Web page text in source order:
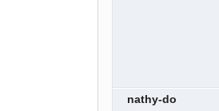
nathy-do